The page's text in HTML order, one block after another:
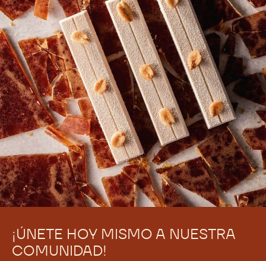
¡ÚNETE HOY MISMO A NUESTRA
COMUNIDAD!